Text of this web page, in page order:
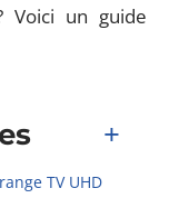
Voici un guide
TV UHD